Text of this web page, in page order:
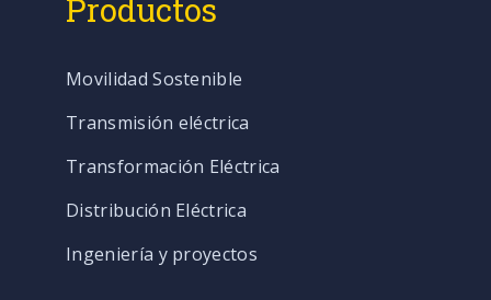
Productos
Movilidad Sostenible
Transmisión eléctrica
Transformación Eléctrica
Distribución Eléctrica
Ingeniería y proyectos